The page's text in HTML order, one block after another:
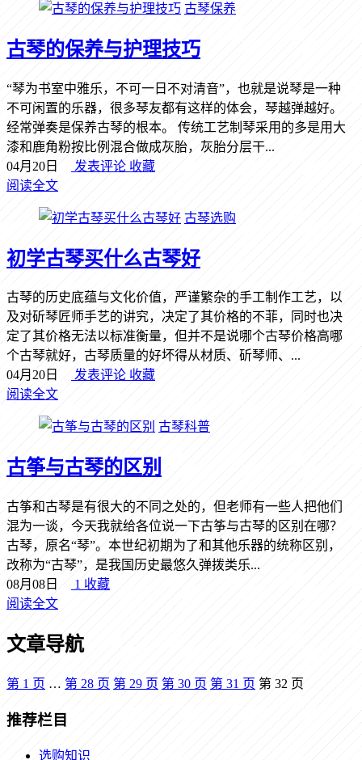
古琴保养
古琴的保养与护理技巧
“琴为书室中雅乐，不可一日不对清音”，也就是说琴是一种
不可闲置的乐器，很多琴友都有这样的体会，琴越弹越好。
经常弹奏是保养古琴的根本。 传统工艺制琴采用的多是用大
漆和鹿角粉按比例混合做成灰胎，灰胎分层干...
04月20日
发表评论 收藏
阅读全文
古琴选购
初学古琴买什么古琴好
古琴的历史底蕴与文化价值，严谨繁杂的手工制作工艺，以
及对斫琴匠师手艺的讲究，决定了其价格的不菲，同时也决
定了其价格无法以标准衡量，但并不是说哪个古琴价格高哪
个古琴就好，古琴质量的好坏得从材质、斫琴师、...
04月20日
发表评论 收藏
阅读全文
古琴科普
古筝与古琴的区别
古筝和古琴是有很大的不同之处的，但老师有一些人把他们
混为一谈，今天我就给各位说一下古筝与古琴的区别在哪？
古琴，原名“琴”。本世纪初期为了和其他乐器的统称区别，
改称为“古琴”，是我国历史最悠久弹拨类乐...
08月08日
1 收藏
阅读全文
文章导航
第 1 页 … 第 28 页 第 29 页 第 30 页 第 31 页 第 32 页
推荐栏目
选购知识